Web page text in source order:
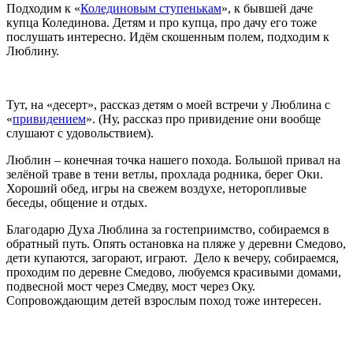
Подходим к «Колединовым ступенькам», к бывшей даче
купца Колединова. Детям и про купца, про дачу его тоже
послушать интересно. Идём скошенным полем, подходим к
Люблину.
Тут, на «десерт», рассказ детям о моей встречи у Люблина с
«привидением». (Ну, рассказ про привидение они вообще
слушают с удовольствием).
Люблин – конечная точка нашего похода. Большой привал на
зелёной траве в тени ветлы, прохлада родника, берег Оки.
Хороший обед, игры на свежем воздухе, неторопливые
беседы, общение и отдых.
Благодарю Духа Люблина за гостеприимство, собираемся в
обратный путь. Опять остановка на пляже у деревни Смедово,
дети купаются, загорают, играют. Дело к вечеру, собираемся,
проходим по деревне Смедово, любуемся красивыми домами,
подвесной мост через Смедву, мост через Оку.
Сопровождающим детей взрослым поход тоже интересен.